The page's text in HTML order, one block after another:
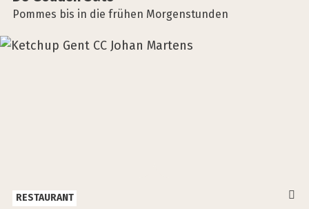
Pommes bis in die frühen Morgenstunden
RESTAURANT